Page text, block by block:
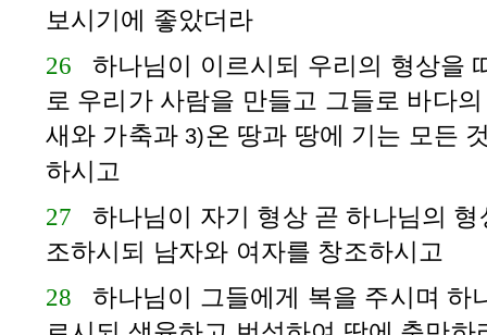
보시기에 좋았더라
26 하나님이 이르시되 우리의 형상을
로 우리가 사람을 만들고 그들로 바다
새와 가축과3)온 땅과 땅에 기는 모든
하시고
27 하나님이 자기 형상 곧 하나님의
조하시되 남자와 여자를 창조하시고
28 하나님이 그들에게 복을 주시며 하